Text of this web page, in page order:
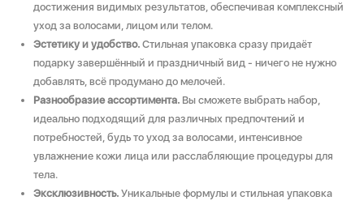
достижения видимых результатов, обеспечивая комплексный
уход за волосами, лицом или телом.
Эстетику и удобство. Стильная упаковка сразу придаёт
подарку завершённый и праздничный вид - ничего не нужно
добавлять, всё продумано до мелочей.
Разнообразие ассортимента. Вы сможете выбрать набор,
идеально подходящий для различных предпочтений и
потребностей, будь то уход за волосами, интенсивное
увлажнение кожи лица или расслабляющие процедуры для
тела.
Эксклюзивность. Уникальные формулы и стильная упаковка